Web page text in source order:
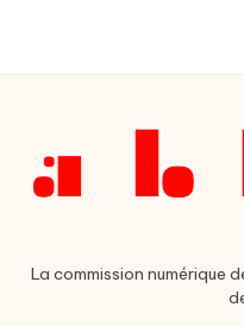
La commission numérique